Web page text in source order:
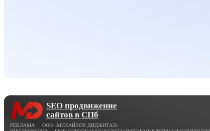
SEO продвижение
сайтов в СПб
РЕКЛАМА ООО «МИХАЙЛОВ ДИДЖИТАЛ»